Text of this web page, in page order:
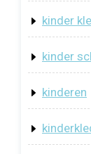
kinder
kinder
kinderen